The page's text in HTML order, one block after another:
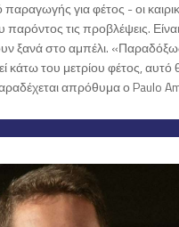
για φέτος - οι
παρόντος τις προβλέψεις.
ξανά στο αμπέλι.
κάτω του μετρίου φέτος,
απρόθυμα ο Paulo